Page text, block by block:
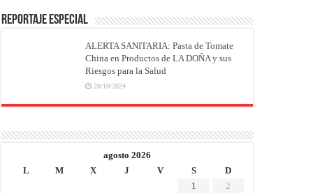
REPORTAJE ESPECIAL
ALERTA SANITARIA: Pasta de Tomate
China en Productos de LA DOÑA y sus
Riesgos para la Salud
28/10/2024
agosto 2026
L
M X J V S
D
1
2